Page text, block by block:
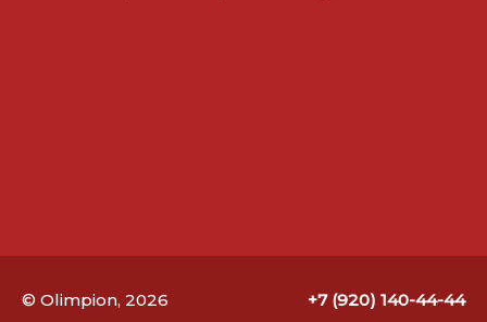
© Olimpion, 2026 +7 (920) 140-44-44